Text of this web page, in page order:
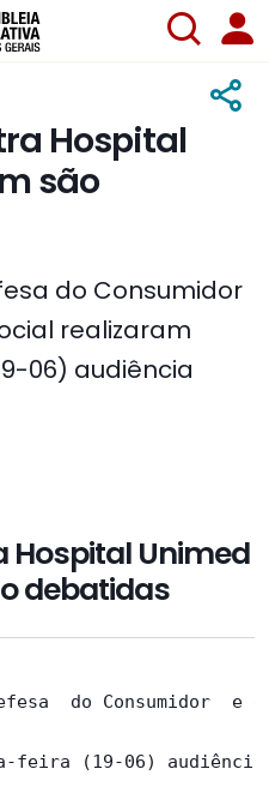
Hospital
são
do Consumidor
realizaram
06) audiência
Hospital Unimed
debatidas
do Consumidor  e
feira (19-06)